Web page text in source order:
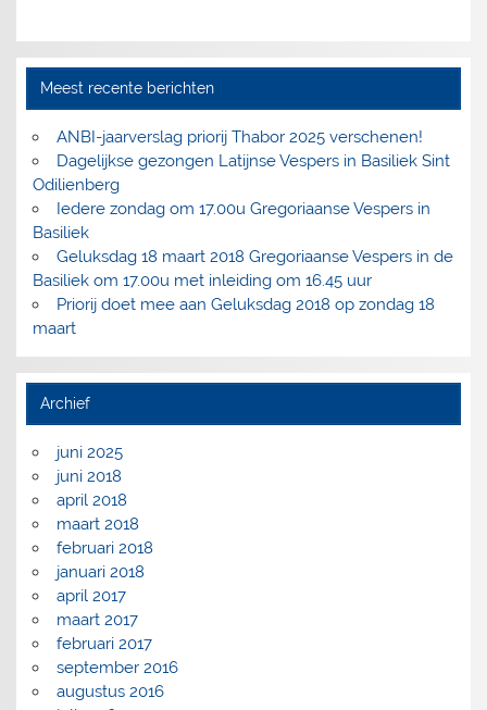
Meest recente berichten
ANBI-jaarverslag priorij Thabor 2025 verschenen!
Dagelijkse gezongen Latijnse Vespers in Basiliek Sint
Odilienberg
Iedere zondag om 17.00u Gregoriaanse Vespers in
Basiliek
Geluksdag 18 maart 2018 Gregoriaanse Vespers in de
Basiliek om 17.00u met inleiding om 16.45 uur
Priorij doet mee aan Geluksdag 2018 op zondag 18
maart
Archief
juni 2025
juni 2018
april 2018
maart 2018
februari 2018
januari 2018
april 2017
maart 2017
februari 2017
september 2016
augustus 2016